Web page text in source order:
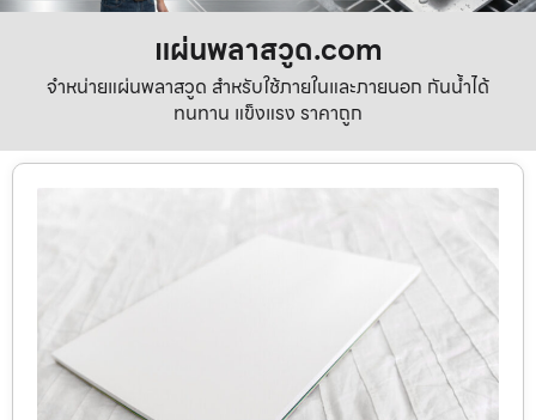
แผ่นพลาสวูด.com
จำหน่ายแผ่นพลาสวูด สำหรับใช้ภายในและภายนอก กันน้ำได้
ทนทาน แข็งแรง ราคาถูก